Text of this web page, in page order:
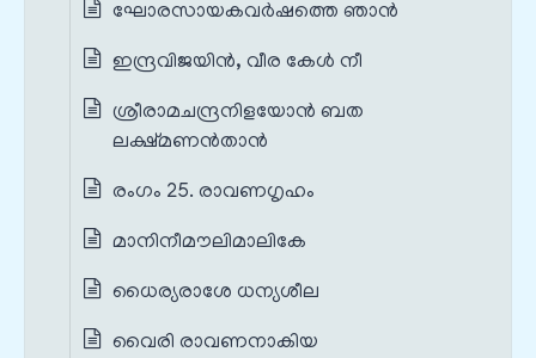
ഘോരസായകവർഷത്തെ ഞാൻ
ഇന്ദ്രവിജയിൻ, വീര കേൾ നീ
ശ്രീരാമചന്ദ്രനിളയോൻ ബത
ലക്ഷ്മണൻതാൻ
രംഗം 25. രാവണഗൃഹം
മാനിനീമൗലിമാലികേ
ധൈര്യരാശേ ധന്യശീല
വൈരി രാവണനാകിയ